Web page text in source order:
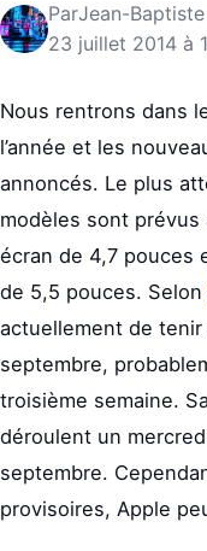
ParJean-Baptiste
23 juillet 2014 à
Nous rentrons dans
l’année et les
annoncés. Le plus
modèles sont prévus
écran de 4,7 pouces
de 5,5 pouces. Selon
actuellement de
septembre,
troisième semaine.
déroulent un
septembre.
provisoires, Apple